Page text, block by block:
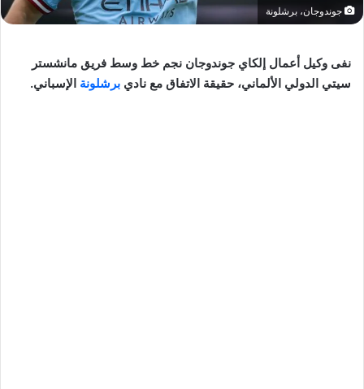
جوندوجان، برشلونة
نفى وكيل أعمال إلكاي جوندوجان نجم خط وسط فريق مانشستر
سيتي الدولي الألماني، حقيقة الاتفاق مع نادي برشلونة الإسباني.